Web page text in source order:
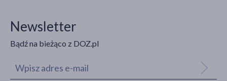
Newsletter
Bądź na bieżąco z DOZ.pl